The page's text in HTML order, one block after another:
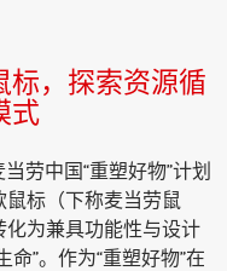
标，探索资源循
式
劳中国“重塑好物”计划
标（下称麦当劳鼠
为兼具功能性与设计
”。作为“重塑好物”在